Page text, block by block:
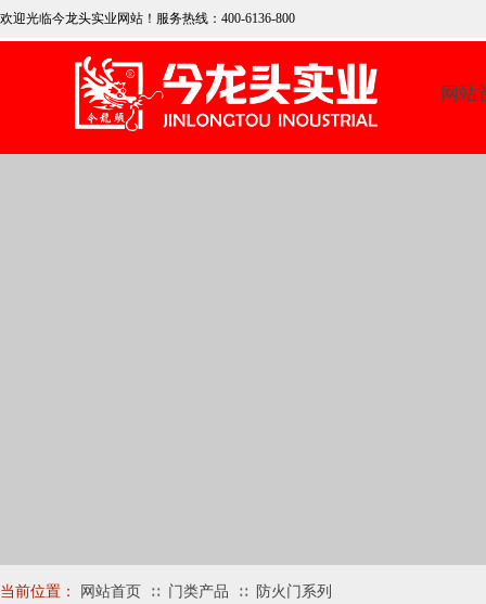
欢迎光临今龙头实业网站！服务热线：400-6136-800
网站
网站首页 ∷ 门类产品 ∷ 防火门系列
当前位置：